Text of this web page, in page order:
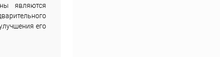
являются
его